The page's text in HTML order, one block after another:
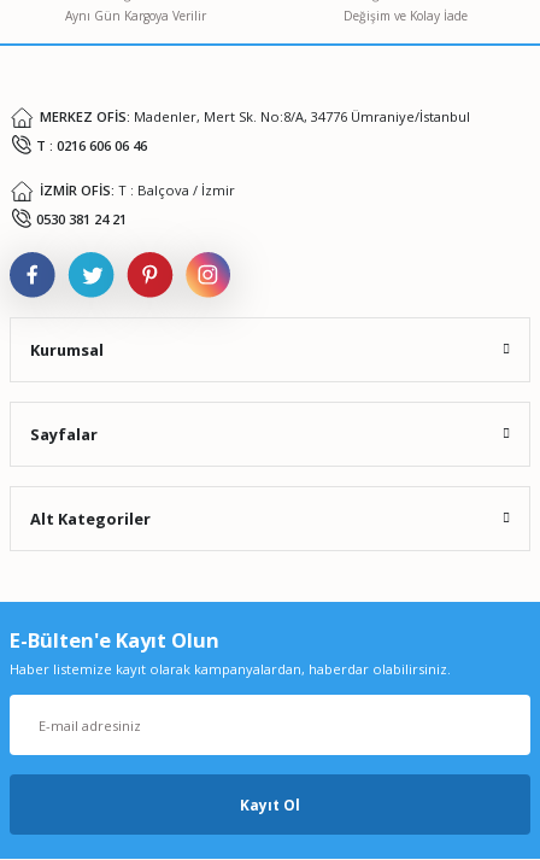
Ürün fiyatı diğer sitelerden daha pahalı.
Aynı Gün Kargoya Verilir
Değişim ve Kolay İade
MERKEZ OFİS: Madenler, Mert Sk. No:8/A, 34776 Ümraniye/İstanbul
T : 0216 606 06 46
İZMİR OFİS: T : Balçova / İzmir
0530 381 24 21
Kurumsal
Sayfalar
Alt Kategoriler
E-Bülten'e Kayıt Olun
Haber listemize kayıt olarak kampanyalardan, haberdar olabilirsiniz.
Kayıt Ol